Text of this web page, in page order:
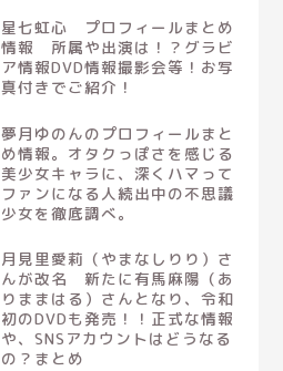
星七虹心 プロフィールまとめ
情報 所属や出演は！？グラビ
ア情報DVD情報撮影会等！お写
真付きでご紹介！
夢月ゆのんのプロフィールまと
め情報。オタクっぽさを感じる
美少女キャラに、深くハマって
ファンになる人続出中の不思議
少女を徹底調べ。
月見里愛莉（やまなしりり）さ
んが改名 新たに有馬麻陽（あ
りままはる）さんとなり、令和
初のDVDも発売！！正式な情報
や、SNSアカウントはどうなる
の？まとめ